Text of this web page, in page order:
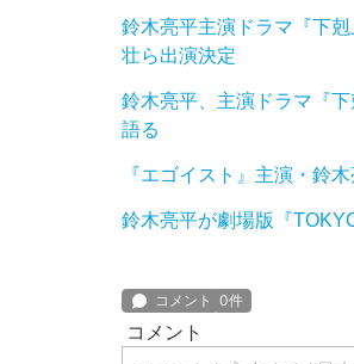
鈴木亮平主演ドラマ『下
壮ら出演決定
鈴木亮平、主演ドラマ『
語る
『エゴイスト』主演・鈴
鈴木亮平が劇場版『